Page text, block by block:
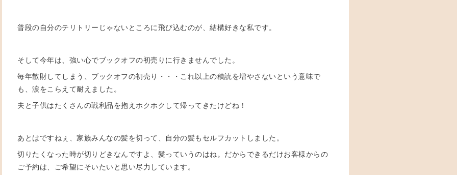
普段の自分のテリトリーじゃないところに飛び込むのが、結構好きな私です。
そして今年は、強い心でブックオフの初売りに行きませんでした。
毎年散財してしまう、ブックオフの初売り・・・これ以上の積読を増やさないという意味で
も、涙をこらえて耐えました。
夫と子供はたくさんの戦利品を抱えホクホクして帰ってきたけどね！
あとはですねぇ、家族みんなの髪を切って、自分の髪もセルフカットしました。
切りたくなった時が切りどきなんですよ、髪っていうのはね。だからできるだけお客様からの
ご予約は、ご希望にそいたいと思い尽力しています。